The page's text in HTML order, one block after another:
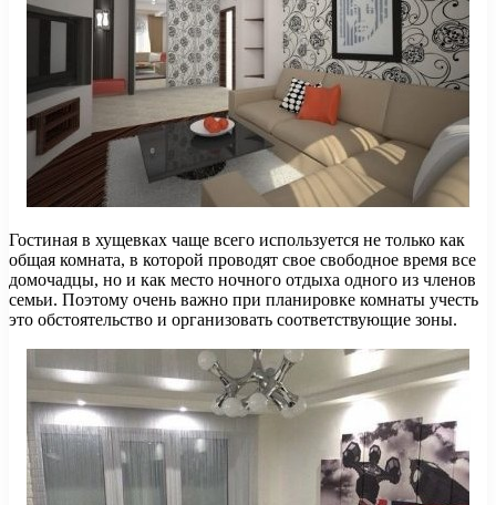
Гостиная в хущевках чаще всего используется не только как
общая комната, в которой проводят свое свободное время все
домочадцы, но и как место ночного отдыха одного из членов
семьи. Поэтому очень важно при планировке комнаты учесть
это обстоятельство и организовать соответствующие зоны.